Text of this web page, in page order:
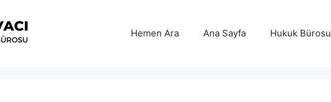
Hemen Ara Ana Sayfa Hukuk Bürosu